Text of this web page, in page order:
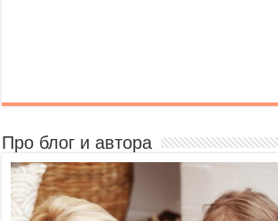
Про блог и автора